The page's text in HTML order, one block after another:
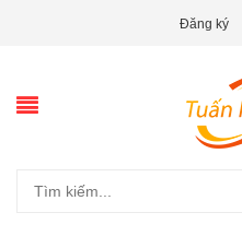
Đăng ký